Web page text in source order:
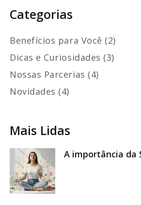
Categorias
Benefícios para Você (2)
Dicas e Curiosidades (3)
Nossas Parcerias (4)
Novidades (4)
Mais Lidas
A importância da